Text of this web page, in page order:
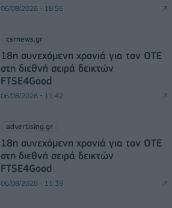
06/08/2026 - 18:56
csrnews.gr
18η συνεχόμενη χρονιά για τον ΟΤΕ
στη διεθνή σειρά δεικτών
FTSE4Good
06/08/2026 - 11:42
advertising.gr
18η συνεχόμενη χρονιά για τον ΟΤΕ
στη διεθνή σειρά δεικτών
FTSE4Good
06/08/2026 - 11:39